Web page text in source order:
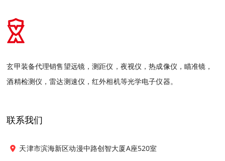
玄甲装备代理销售望远镜，测距仪，夜视仪，热成像仪，瞄准镜，
酒精检测仪，雷达测速仪，红外相机等光学电子仪器。
联系我们
天津市滨海新区动漫中路创智大厦A座520室